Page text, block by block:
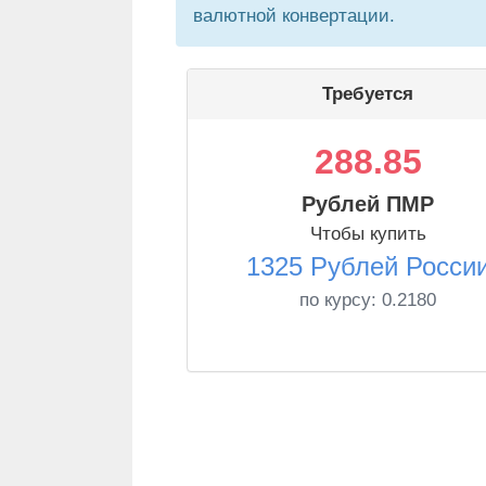
валютной конвертации.
Требуется
288.85
Рублей ПМР
Чтобы купить
1325 Рублей
по курсу: 0.2180